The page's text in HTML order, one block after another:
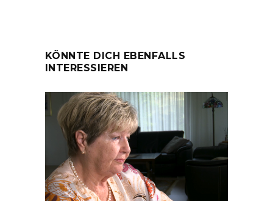
KÖNNTE DICH EBENFALLS
INTERESSIEREN